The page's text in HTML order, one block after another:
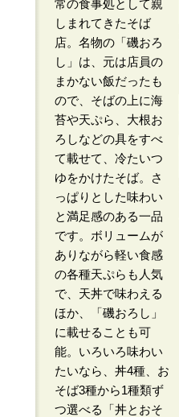
常の食事処として親
しまれてきたそば
店。名物の「磯おろ
し」は、元は店員の
まかない飯だったも
ので、そばの上に海
苔や天ぷら、大根お
ろしなどの具をすべ
て載せて、冷たいつ
ゆをかけたそば。さ
っぱりとした味わい
と満足感のある一品
です。ボリュームが
ありながら軽い食感
の各種天ぷらも人気
で、天丼で味わえる
ほか、「磯おろし」
に載せることも可
能。いろいろ味わい
たいなら、丼4種、お
そば3種から1種類ず
つ選べる「丼とおそ